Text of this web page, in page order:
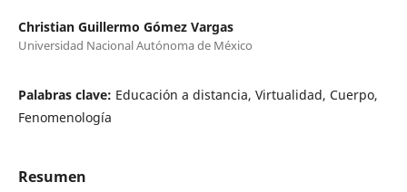
Christian Guillermo Gómez Vargas
Universidad Nacional Autónoma de México
Palabras clave: Educación a distancia, Virtualidad, Cuerpo,
Fenomenología
Resumen